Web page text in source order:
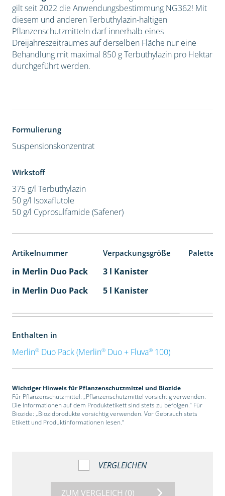
gilt seit 2022 die Anwendungsbestimmung NG362! Mit
diesem und anderen Terbuthylazin-haltigen
Pflanzenschutzmitteln darf innerhalb eines
Dreijahreszeitraumes auf derselben Fläche nur eine
Behandlung mit maximal 850 g Terbuthylazin pro Hektar
durchgeführt werden.
Formulierung
Suspensionskonzentrat
Wirkstoff
375 g/l Terbuthylazin
50 g/l Isoxaflutole
50 g/l Cyprosulfamide (Safener)
Artikelnummer Verpackungsgröße
in Merlin Duo Pack
3 l Kanister
in Merlin Duo Pack
5 l Kanister
Enthalten in
Merlin®Duo Pack (Merlin®Duo + Fluva®100)
Wichtiger Hinweis für Pflanzenschutzmittel und Biozide
Für Pflanzenschutzmittel: „Pflanzenschutzmittel vorsichtig verwenden.
Die Informationen auf dem Produktetikett sind stets zu befolgen.“ Für
Biozide: „Biozidprodukte vorsichtig verwenden. Vor Gebrauch stets
Etikett und Produktinformationen lesen.“
VERGLEICHEN
ZUM VERGLEICH (0)